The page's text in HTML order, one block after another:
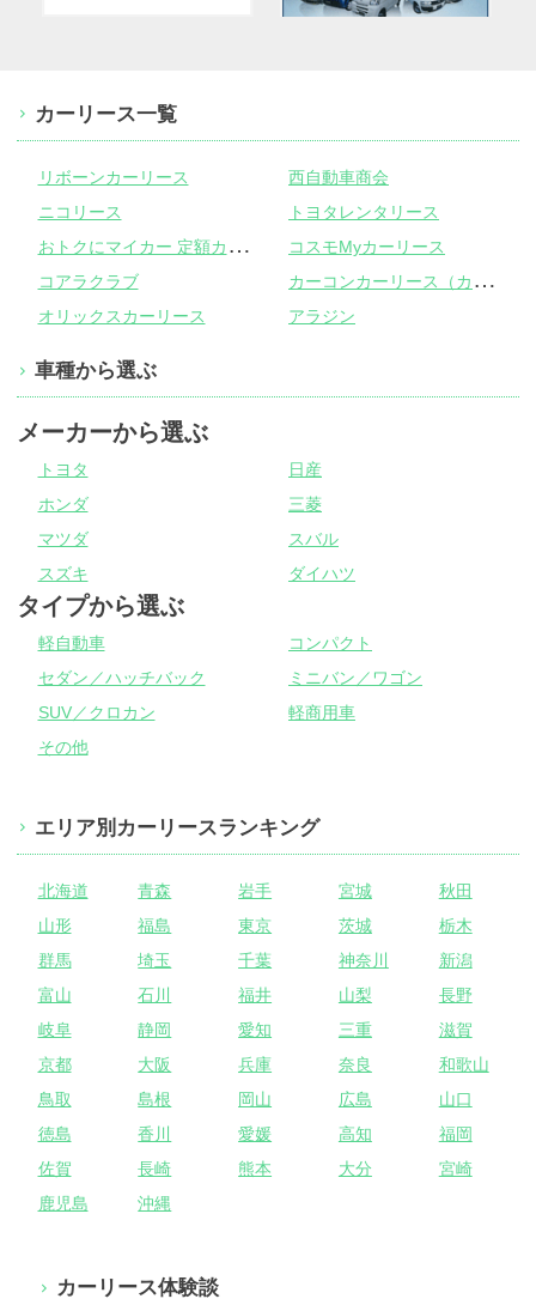
カーリース一覧
リボーンカーリース
西自動車商会
ニコリース
トヨタレンタリース
お
トクにマイカー 定額カルモくん
コスモMyカーリース
コアラクラブ
カ
ーコンカーリース（カーコンビニ倶楽部）
オリックスカーリース アラジン
車種から選ぶ
メーカーから選ぶ
トヨタ
日産
ホンダ
三菱
マツダ
スバル
スズキ
ダイハツ
タイプから選ぶ
軽自動車
コンパクト
セダン／ハッチバック
ミニバン／ワゴン
SUV／クロカン
軽商用車
その他
エリア別カーリースランキング
北海道 青森 岩手 宮城
秋田
山形
福島 東京 茨城
栃木
群馬
埼玉 千葉 神奈川
新潟
富山
石川 福井 山梨
長野
岐阜
静岡 愛知 三重
滋賀
京都
大阪 兵庫 奈良
和歌山
鳥取
島根 岡山 広島
山口
徳島
香川 愛媛 高知
福岡
佐賀
長崎 熊本 大分
宮崎
鹿児島
沖縄
カーリース体験談